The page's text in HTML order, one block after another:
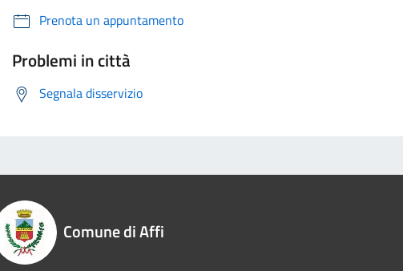
Prenota un appuntamento
Problemi in città
Segnala disservizio
Comune di Affi